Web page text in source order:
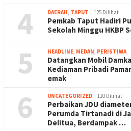
4 DAERAH, TAPUT 125 Dilihat
Pemkab Taput Hadiri
Sekolah Minggu HKBP
5 HEADLINE, MEDAN, PERISTIWA
Datangkan Mobil
Kediaman Pribadi
emak
6 UNCATEGORIZED 110 Dilihat
Perbaikan JDU
Perumda Tirtanadi di
Delitua, Berdampak …